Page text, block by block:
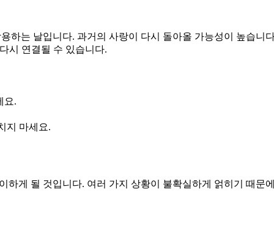
하는 날입니다. 과거의 사랑이 다시 돌아올 가능성이 높습
시 연결될 수 있습니다.
요.
지 마세요.
하게 될 것입니다. 여러 가지 상황이 불확실하게 얽히기 때